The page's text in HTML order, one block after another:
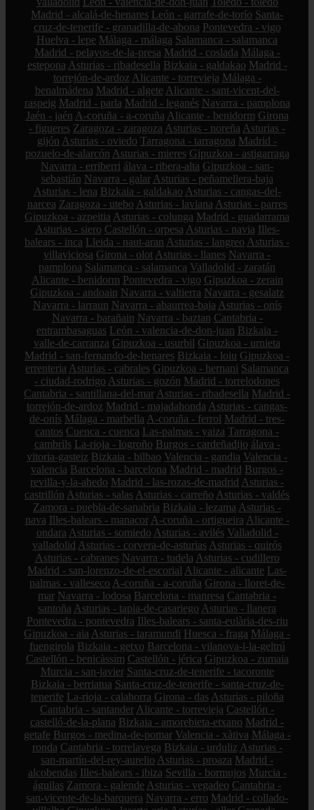
Madrid - alcalá-de-henares León - garrafe-de-torío Santa-
cruz-de-tenerife - granadilla-de-abona Pontevedra - vigo
Huelva - lepe Málaga - málaga Salamanca - salamanca
Madrid - pelayos-de-la-presa Madrid - coslada Málaga -
estepona Asturias - ribadesella Bizkaia - galdakao Madrid -
torrejón-de-ardoz Alicante - torrevieja Málaga -
benalmádena Madrid - algete Alicante - sant-vicent-del-
raspeig Madrid - parla Madrid - leganés Navarra - pamplona
Jaén - jaén A-coruña - a-coruña Alicante - benidorm Girona
- figueres Zaragoza - zaragoza Asturias - noreña Asturias -
gijón Asturias - oviedo Tarragona - tarragona Madrid -
pozuelo-de-alarcón Asturias - mieres Gipuzkoa - astigarraga
Navarra - erriberri álava - ribera-alta Gipuzkoa - san-
sebastián Navarra - galar Asturias - peñamellera-baja
Asturias - lena Bizkaia - galdakao Asturias - cangas-del-
narcea Zaragoza - utebo Asturias - laviana Asturias - parres
Gipuzkoa - azpeitia Asturias - colunga Madrid - guadarrama
Asturias - siero Castellón - orpesa Asturias - navia Illes-
balears - inca Lleida - naut-aran Asturias - langreo Asturias -
villaviciosa Girona - olot Asturias - llanes Navarra -
pamplona Salamanca - salamanca Valladolid - zaratán
Alicante - benidorm Pontevedra - vigo Gipuzkoa - zerain
Gipuzkoa - andoain Navarra - valtierra Navarra - gesalatz
Navarra - larraun Navarra - abaurrea-baja Asturias - onís
Navarra - barañain Navarra - baztan Cantabria -
entrambasaguas León - valencia-de-don-juan Bizkaia -
valle-de-carranza Gipuzkoa - usurbil Gipuzkoa - urnieta
Madrid - san-fernando-de-henares Bizkaia - loiu Gipuzkoa -
errenteria Asturias - cabrales Gipuzkoa - hernani Salamanca
- ciudad-rodrigo Asturias - gozón Madrid - torrelodones
Cantabria - santillana-del-mar Asturias - ribadesella Madrid -
torrejón-de-ardoz Madrid - majadahonda Asturias - cangas-
de-onís Málaga - marbella A-coruña - ferrol Madrid - tres-
cantos Cuenca - cuenca Las-palmas - yaiza Tarragona -
cambrils La-rioja - logroño Burgos - cardeñadijo álava -
vitoria-gasteiz Bizkaia - bilbao Valencia - gandia Valencia -
valencia Barcelona - barcelona Madrid - madrid Burgos -
revilla-y-la-ahedo Madrid - las-rozas-de-madrid Asturias -
castrillón Asturias - salas Asturias - carreño Asturias - valdés
Zamora - puebla-de-sanabria Bizkaia - lezama Asturias -
nava Illes-balears - manacor A-coruña - ortigueira Alicante -
ondara Asturias - somiedo Asturias - avilés Valladolid -
valladolid Asturias - corvera-de-asturias Asturias - quirós
Asturias - cabranes Navarra - tudela Asturias - cudillero
Madrid - san-lorenzo-de-el-escorial Alicante - alicante Las-
palmas - valleseco A-coruña - a-coruña Girona - lloret-de-
mar Navarra - lodosa Barcelona - manresa Cantabria -
santoña Asturias - tapia-de-casariego Asturias - llanera
Pontevedra - pontevedra Illes-balears - santa-eulària-des-riu
Gipuzkoa - aia Asturias - taramundi Huesca - fraga Málaga -
fuengirola Bizkaia - getxo Barcelona - vilanova-i-la-geltrú
Castellón - benicàssim Castellón - jérica Gipuzkoa - zumaia
Murcia - san-javier Santa-cruz-de-tenerife - tacoronte
Bizkaia - berriatua Santa-cruz-de-tenerife - santa-cruz-de-
tenerife La-rioja - calahorra Girona - das Asturias - piloña
Cantabria - santander Alicante - torrevieja Castellón -
castelló-de-la-plana Bizkaia - amorebieta-etxano Madrid -
getafe Burgos - medina-de-pomar Valencia - xàtiva Málaga -
ronda Cantabria - torrelavega Bizkaia - urduliz Asturias -
san-martín-del-rey-aurelio Asturias - proaza Madrid -
alcobendas Illes-balears - ibiza Sevilla - bormujos Murcia -
águilas Zamora - galende Asturias - vegadeo Cantabria -
san-vicente-de-la-barquera Navarra - erro Madrid - collado-